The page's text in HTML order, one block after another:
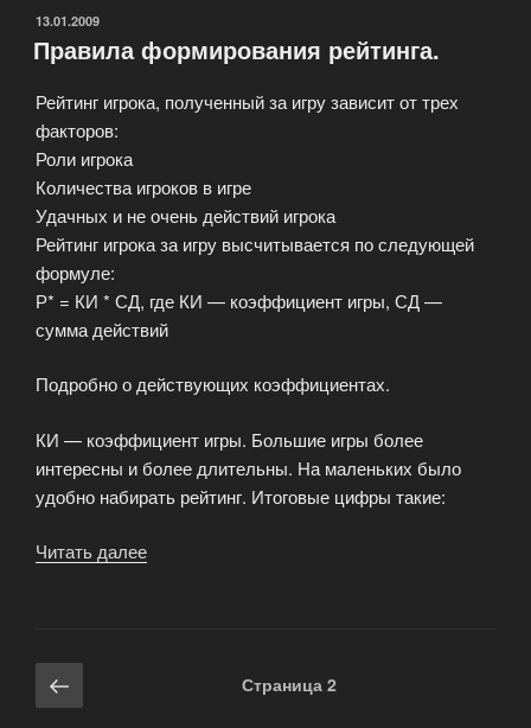
ОПУБЛИКОВАНО
13.01.2009
Правила формирования рейтинга.
Рейтинг игрока, полученный за игру зависит от трех
факторов:
Роли игрока
Количества игроков в игре
Удачных и не очень действий игрока
Рейтинг игрока за игру высчитывается по следующей
формуле:
Р* = КИ * СД, где КИ — коэффициент игры, СД —
сумма действий
Подробно о действующих коэффициентах.
КИ — коэффициент игры. Большие игры более
интересны и более длительны. На маленьких было
удобно набирать рейтинг. Итоговые цифры такие:
Читать далее
Навигация
по
Предыдущая
страница
Страница 2